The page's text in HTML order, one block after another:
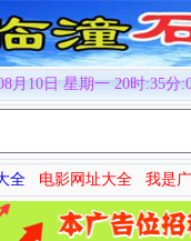
月10日 星期一 20时:35分
全 电影网址大全 我是